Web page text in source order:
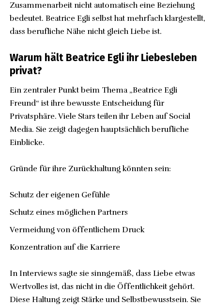
Zusammenarbeit nicht automatisch eine Beziehung
bedeutet. Beatrice Egli selbst hat mehrfach klargestellt,
dass berufliche Nähe nicht gleich Liebe ist.
Warum hält Beatrice Egli ihr Liebesleben
privat?
Ein zentraler Punkt beim Thema „Beatrice Egli
Freund“ ist ihre bewusste Entscheidung für
Privatsphäre. Viele Stars teilen ihr Leben auf Social
Media. Sie zeigt dagegen hauptsächlich berufliche
Einblicke.
Gründe für ihre Zurückhaltung könnten sein:
Schutz der eigenen Gefühle
Schutz eines möglichen Partners
Vermeidung von öffentlichem Druck
Konzentration auf die Karriere
In Interviews sagte sie sinngemäß, dass Liebe etwas
Wertvolles ist, das nicht in die Öffentlichkeit gehört.
Diese Haltung zeigt Stärke und Selbstbewusstsein. Sie